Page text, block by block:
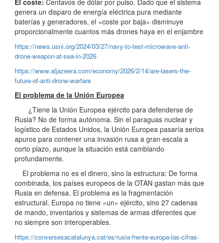
genera un disparo de energía eléctrica pura mediante
baterías y generadores, el «coste por baja» disminuye
proporcionalmente cuantos más drones haya en el enjambre
https://news.usni.org/2024/03/27/navy-to-test-microwave-anti-
drone-weapon-at-sea-in-2026
https://www.aljazeera.com/economy/2026/2/14/are-lasers-the-
future-of-anti-drone-warfare
El problema de la Unión Europea
¿Tiene la Unión Europea ejército para defenderse de
Rusia? No de forma autónoma. Sin el paraguas nuclear y
logístico de Estados Unidos, la Unión Europea pasaría serios
apuros para contener una invasión rusa a gran escala a
corto plazo, aunque la situación está cambiando
profundamente.
El problema no es el dinero, sino la estructura: De forma
combinada, los países europeos de la OTAN gastan más que
Rusia en defensa. El problema es la fragmentación
estructural. Europa no tiene «un» ejército, sino 27 cadenas
de mando, inventarios y sistemas de armas diferentes que
no siempre son interoperables.
https://conversesacatalunya.cat/es/rusia-frente-europa-las-cifras-